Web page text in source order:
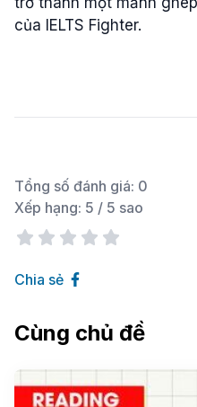
của IELTS Fighter.
Tổng số đánh giá: 0
Xếp hạng: 5 / 5 sao
Chia sẻ
Cùng chủ đề